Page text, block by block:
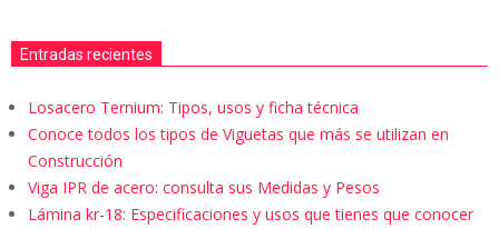
Entradas recientes
Losacero Ternium: Tipos, usos y ficha técnica
Conoce todos los tipos de Viguetas que más se utilizan en
Construcción
Viga IPR de acero: consulta sus Medidas y Pesos
Lámina kr-18: Especificaciones y usos que tienes que conocer